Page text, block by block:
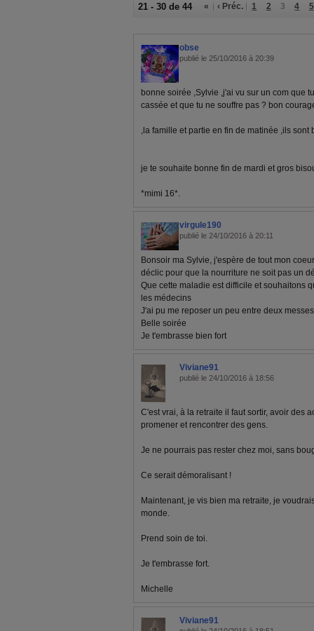
21 - 30 de 44 « ‹ Préc. 1 2 3 4 5
obse
publié le 25/10/2016 à 20:39
bonne soirée ,Sylvie ,j'ai vu sur un com que
cassée et que tu ne souffre pas ? bon
,la famille et partie en fin de matinée ,ils sont
je te souhaite bonne fin de mardi et gros
*mimi 16*.
virgule190
publié le 24/10/2016 à 20:11
Bonsoir ma Sylvie, j'espère de tout mon
déclic pour que la nourriture ne soit pas un
Que cette maladie est difficile et souhaitons
les médecins
J'ai pu me reposer un peu entre deux messes
Belle soirée
Je t'embrasse bien fort
Viviane91
publié le 24/10/2016 à 18:56
C'est vrai, à la retraite il faut sortir, avoir des
promener et rencontrer des gens.
Je ne pourrais pas rester chez moi, sans
Ce serait démoralisant !
Maintenant, je vis bien ma retraite, je
monde.
Prend soin de toi.
Je t'embrasse fort.
Michelle
Viviane91